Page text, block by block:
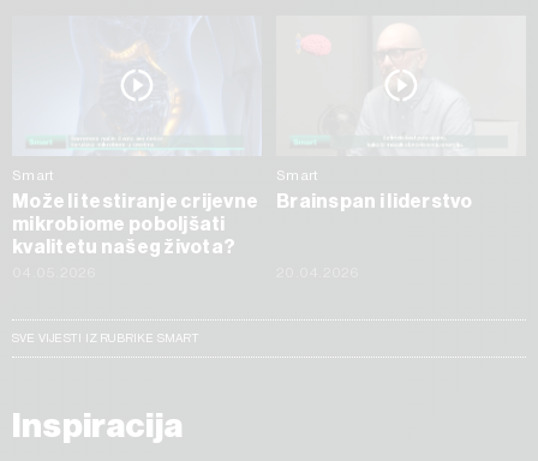
Smart
Može li testiranje crijevne
mikrobiome poboljšati
kvalitetu našeg života?
Smart
Brainspan i liderstvo
SVE VIJESTI IZ RUBRIKE SMART
Inspiracija